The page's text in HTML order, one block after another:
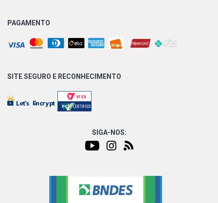
PAGAMENTO
SITE SEGURO E RECONHECIMENTO
SIGA-NOS: